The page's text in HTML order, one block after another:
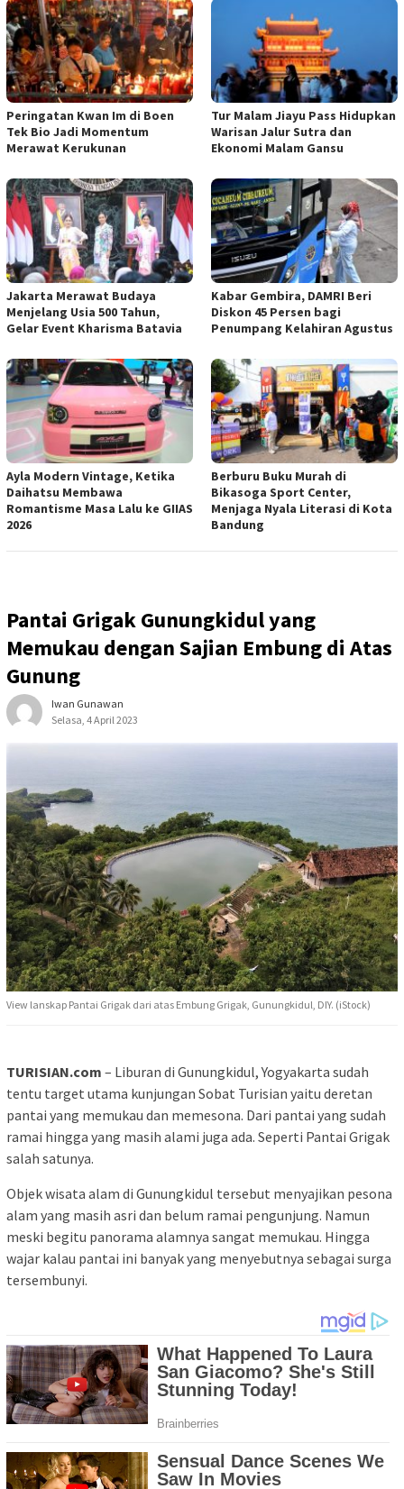
Peringatan Kwan Im di Boen
Tek Bio Jadi Momentum
Merawat Kerukunan
Tur Malam Jiayu Pass Hidupkan
Warisan Jalur Sutra dan
Ekonomi Malam Gansu
Jakarta Merawat Budaya
Menjelang Usia 500 Tahun,
Gelar Event Kharisma Batavia
Kabar Gembira, DAMRI Beri
Diskon 45 Persen bagi
Penumpang Kelahiran Agustus
Ayla Modern Vintage, Ketika
Daihatsu Membawa
Romantisme Masa Lalu ke GIIAS
2026
Berburu Buku Murah di
Bikasoga Sport Center,
Menjaga Nyala Literasi di Kota
Bandung
Pantai Grigak Gunungkidul yang
Memukau dengan Sajian Embung di Atas
Gunung
Iwan Gunawan
Selasa, 4 April 2023
View lanskap Pantai Grigak dari atas Embung Grigak, Gunungkidul, DIY. (iStock)
TURISIAN.com – Liburan di Gunungkidul, Yogyakarta sudah
tentu target utama kunjungan Sobat Turisian yaitu deretan
pantai yang memukau dan memesona. Dari pantai yang sudah
ramai hingga yang masih alami juga ada. Seperti Pantai Grigak
salah satunya.
Objek wisata alam di Gunungkidul tersebut menyajikan pesona
alam yang masih asri dan belum ramai pengunjung. Namun
meski begitu panorama alamnya sangat memukau. Hingga
wajar kalau pantai ini banyak yang menyebutnya sebagai surga
tersembunyi.